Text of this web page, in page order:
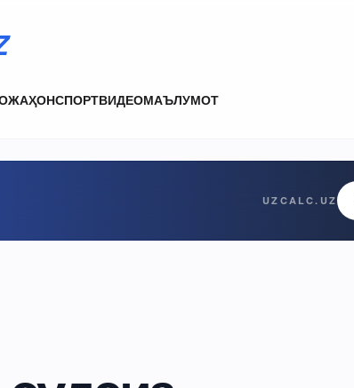
ЖАҲОНСПОРТВИДЕОМАЪЛУМОТ
UZCALC.UZ